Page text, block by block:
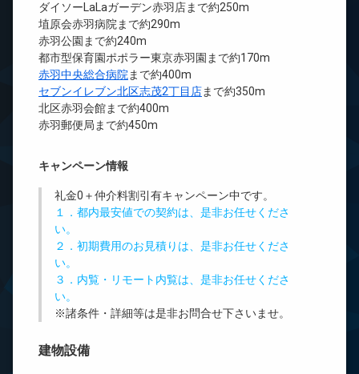
ダイソーLaLaガーデン赤羽店まで約250m
埴原会赤羽病院まで約290m
赤羽公園まで約240m
都市型保育園ポポラー東京赤羽園まで約170m
赤羽中央総合病院 まで約400m
セブンイレブン北区志茂2丁目店まで約350m
北区赤羽会館まで約400m
赤羽郵便局まで約450m
キャンペーン情報
礼金0 ＋仲介料割引有キャンペーン中です。
１．都内最安値での契約は、是非お任せくださ
い。
２．初期費用のお見積りは、是非お任せくださ
い。
３．内覧・リモート内覧は、是非お任せくださ
い。
※諸条件・詳細等は是非お問合せ下さいませ。
建物設備